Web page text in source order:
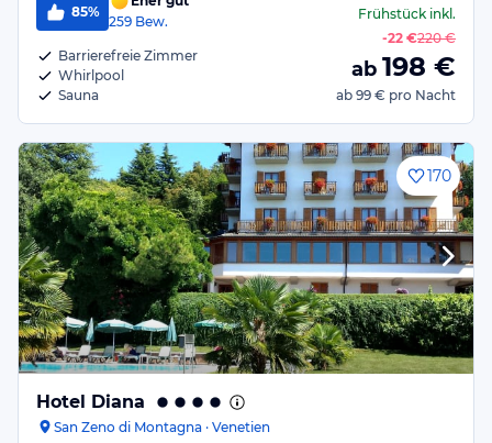
85%
259 Bew.
Barrierefreie Zimmer
Whirlpool
Sauna
Frühstückinkl.
-22 €220 €
ab 198 €
ab 99 € pro Nacht
170
Hotel Diana
San Zeno di Montagna · Venetien